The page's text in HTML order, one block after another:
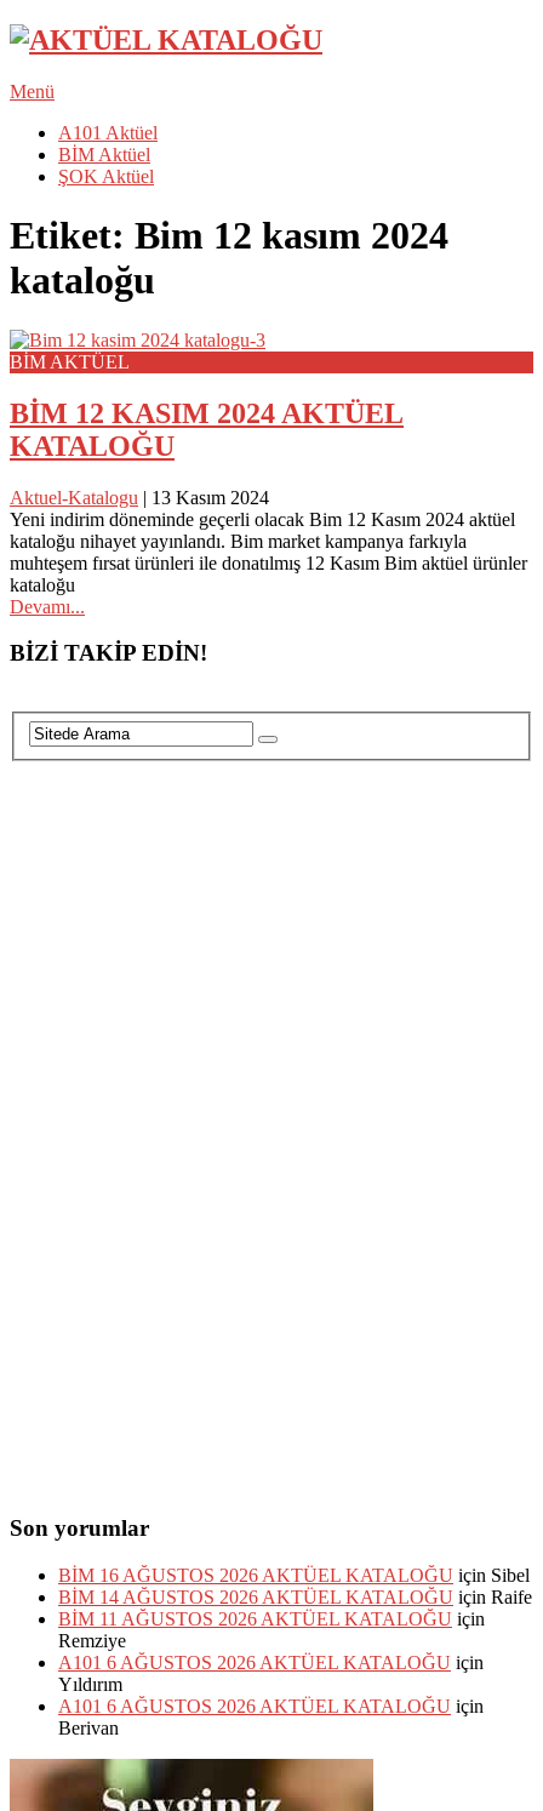
Menü
A101 Aktüel
BİM Aktüel
ŞOK Aktüel
Etiket: Bim 12 kasım 2024
kataloğu
BİM AKTÜEL
BİM 12 KASIM 2024 AKTÜEL
KATALOĞU
Aktuel-Katalogu | 13 Kasım 2024
Yeni indirim döneminde geçerli olacak Bim 12 Kasım 2024 aktüel
kataloğu nihayet yayınlandı. Bim market kampanya farkıyla
muhteşem fırsat ürünleri ile donatılmış 12 Kasım Bim aktüel ürünler
kataloğu
Devamı...
Posts
navigation
BİZİ TAKİP EDİN!
Son yorumlar
BİM 16 AĞUSTOS 2026 AKTÜEL KATALOĞU için Sibel
BİM 14 AĞUSTOS 2026 AKTÜEL KATALOĞU için Raife
BİM 11 AĞUSTOS 2026 AKTÜEL KATALOĞU için
Remziye
A101 6 AĞUSTOS 2026 AKTÜEL KATALOĞU için
Yıldırım
A101 6 AĞUSTOS 2026 AKTÜEL KATALOĞU için
Berivan